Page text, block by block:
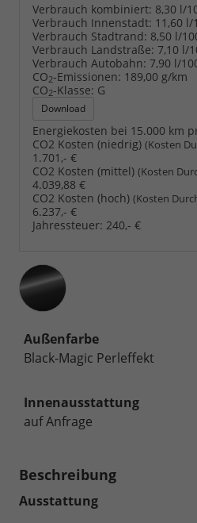
Verbrauch kombiniert: 8,30 l/
Verbrauch Innenstadt: 11,60 l/
Verbrauch Stadtrand: 8,50 l/
Verbrauch Landstraße: 7,10 l/
Verbrauch Autobahn: 7,90 l/
CO2-Emissionen: 189,00 g/km
CO2-Klasse: G
Download
Energiekosten bei 15.000 km
CO2 Kosten (niedrig) (Kosten
1.701,- €
CO2 Kosten (mittel) (Kosten
4.039,88 €
CO2 Kosten (hoch) (Kosten
6.237,- €
Jahressteuer: 240,- €
Außenfarbe
Black-Magic Perleffekt
Innenausstattung
auf Anfrage
Beschreibung
Ausstattung